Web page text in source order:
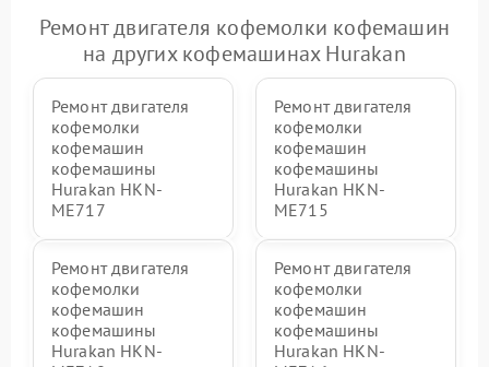
Ремонт двигателя кофемолки кофемашин
на других кофемашинах Hurakan
Ремонт двигателя
кофемолки
кофемашин
кофемашины
Hurakan HKN-
ME717
Ремонт двигателя
кофемолки
кофемашин
кофемашины
Hurakan HKN-
ME715
Ремонт двигателя
кофемолки
кофемашин
кофемашины
Hurakan HKN-
Ремонт двигателя
кофемолки
кофемашин
кофемашины
Hurakan HKN-